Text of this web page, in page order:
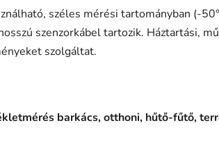
széles mérési tartományban (-
szenzorkábel tartozik. Háztartási,
szolgáltat.
barkács, otthoni, hűtő-fűtő,